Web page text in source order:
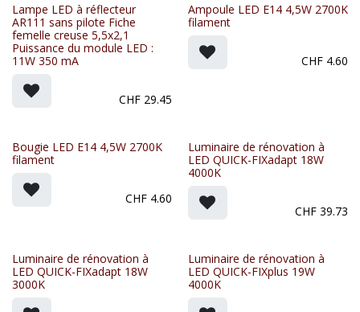
Lampe LED à réflecteur
AR111 sans pilote Fiche
femelle creuse 5,5x2,1
Puissance du module LED :
11W 350 mA
CHF 29.45
Ampoule LED E14 4,5W 2700K
filament
CHF 4.60
Bougie LED E14 4,5W 2700K
filament
CHF 4.60
Luminaire de rénovation à
LED QUICK-FIXadapt 18W
4000K
CHF 39.73
Luminaire de rénovation à
LED QUICK-FIXadapt 18W
3000K
Luminaire de rénovation à
LED QUICK-FIXplus 19W
4000K